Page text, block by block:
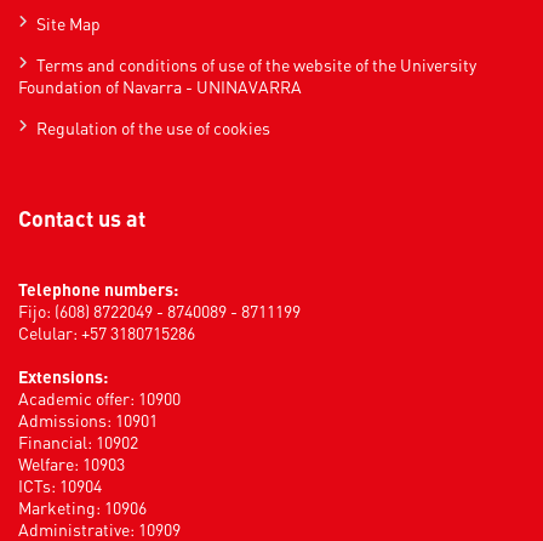
Site Map
Terms and conditions of use of the website of the University
Foundation of Navarra - UNINAVARRA
Regulation of the use of cookies
Contact us at
Telephone numbers:
Fijo: (608) 8722049 - 8740089 - 8711199
Celular: +57 3180715286
Extensions:
Academic offer: 10900
Admissions: 10901
Financial: 10902
Welfare: 10903
ICTs: 10904
Marketing: 10906
Administrative: 10909